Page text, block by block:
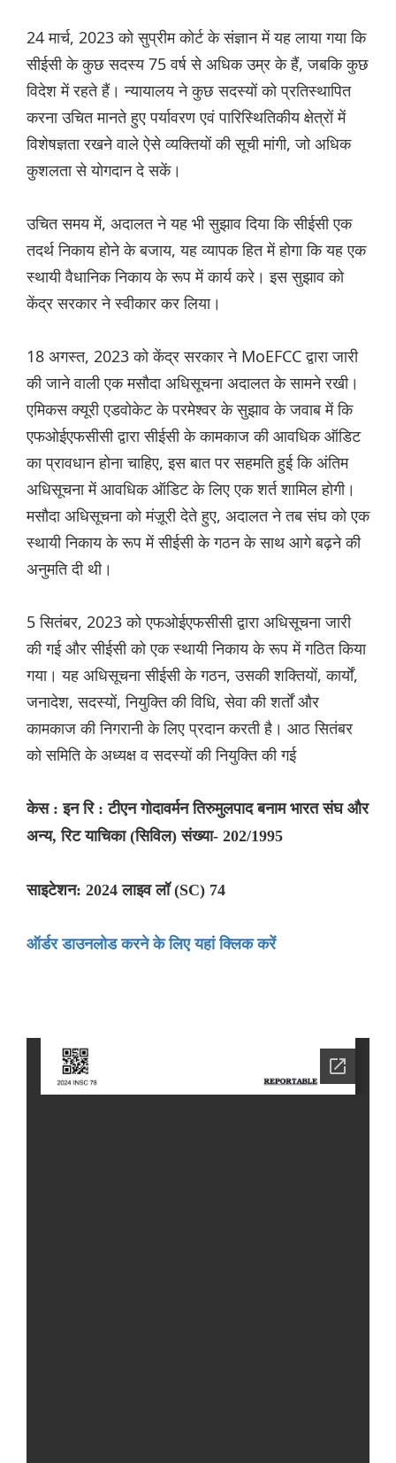
24 मार्च, 2023 को सुप्रीम कोर्ट के संज्ञान में यह लाया गया कि
सीईसी के कुछ सदस्य 75 वर्ष से अधिक उम्र के हैं, जबकि कुछ
विदेश में रहते हैं। न्यायालय ने कुछ सदस्यों को प्रतिस्थापित
करना उचित मानते हुए पर्यावरण एवं पारिस्थितिकीय क्षेत्रों में
विशेषज्ञता रखने वाले ऐसे व्यक्तियों की सूची मांगी, जो अधिक
कुशलता से योगदान दे सकें।
उचित समय में, अदालत ने यह भी सुझाव दिया कि सीईसी एक
तदर्थ निकाय होने के बजाय, यह व्यापक हित में होगा कि यह एक
स्थायी वैधानिक निकाय के रूप में कार्य करे। इस सुझाव को
केंद्र सरकार ने स्वीकार कर लिया।
18 अगस्त, 2023 को केंद्र सरकार ने MoEFCC द्वारा जारी
की जाने वाली एक मसौदा अधिसूचना अदालत के सामने रखी।
एमिकस क्यूरी एडवोकेट के परमेश्वर के सुझाव के जवाब में कि
एफओईएफसीसी द्वारा सीईसी के कामकाज की आवधिक ऑडिट
का प्रावधान होना चाहिए, इस बात पर सहमति हुई कि अंतिम
अधिसूचना में आवधिक ऑडिट के लिए एक शर्त शामिल होगी।
मसौदा अधिसूचना को मंज़ूरी देते हुए, अदालत ने तब संघ को एक
स्थायी निकाय के रूप में सीईसी के गठन के साथ आगे बढ़ने की
अनुमति दी थी।
5 सितंबर, 2023 को एफओईएफसीसी द्वारा अधिसूचना जारी
की गई और सीईसी को एक स्थायी निकाय के रूप में गठित किया
गया। यह अधिसूचना सीईसी के गठन, उसकी शक्तियों, कार्यों,
जनादेश, सदस्यों, नियुक्ति की विधि, सेवा की शर्तों और
कामकाज की निगरानी के लिए प्रदान करती है। आठ सितंबर
को समिति के अध्यक्ष व सदस्यों की नियुक्ति की गई
केस : इन रि : टीएन गोदावर्मन तिरुमुलपाद बनाम भारत संघ और
अन्य, रिट याचिका (सिविल) संख्या- 202/1995
साइटेशन: 2024 लाइव लॉ (SC) 74
ऑर्डर डाउनलोड करने के लिए यहां क्लिक करें